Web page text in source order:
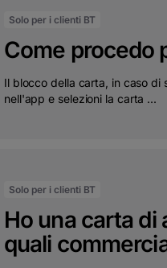
Solo per i clienti BT
Come procedo
Il blocco della carta, in caso
nell'app e selezioni la carta ...
Solo per i clienti BT
Ho una carta di
quali